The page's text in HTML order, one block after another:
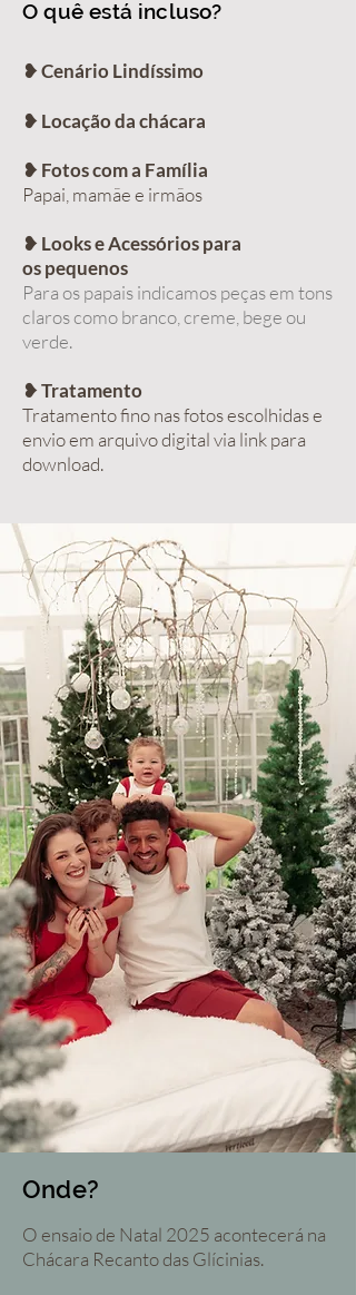
O quê está incluso?
❥ Cenário Lindíssimo
❥ Locação da chácara
❥ Fotos com a Família
Papai, mamãe e irmãos
❥ Looks e Acessórios para
os pequenos
Para os papais indicamos peças em tons
claros como branco, creme, bege ou
verde.
❥ Tratamento
Tratamento fino nas fotos escolhidas e
envio em arquivo digital via link para
download.
Onde?
O ensaio de Natal 2025 acontecerá na
Chácara Recanto das Glícinias.